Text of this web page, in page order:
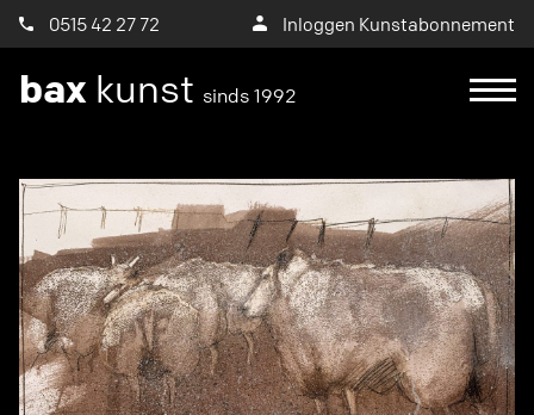
0515 42 27 72 Inloggen Kunstabonnement
bax kunst sinds 1992